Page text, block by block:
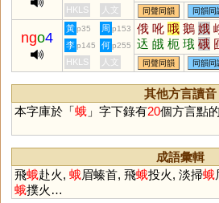
HKLS 人文 同聲同韻 同韻同
ngo4
黃 p35 周 p153 俄 吪 哦 鵝 娥
迗 皒 枙 珴 硪
李 p145 何 p255
HKLS 人文 同聲同韻 同韻同
其他方言讀音
本字庫於「蛾」字下錄有20個方言點
成語彙輯
飛蛾赴火, 蛾眉螓首, 飛蛾投火, 淡掃蛾
蛾撲火…